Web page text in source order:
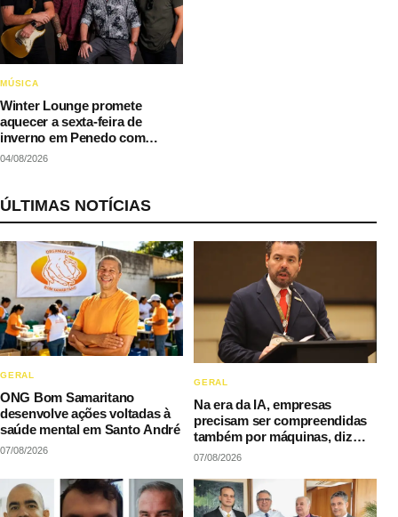
MÚSICA
Winter Lounge promete
aquecer a sexta-feira de
inverno em Penedo com
música e gastronomia
04/08/2026
ÚLTIMAS NOTÍCIAS
GERAL
ONG Bom Samaritano
desenvolve ações voltadas à
saúde mental em Santo André
07/08/2026
GERAL
Na era da IA, empresas
precisam ser compreendidas
também por máquinas, diz
LAQI
07/08/2026